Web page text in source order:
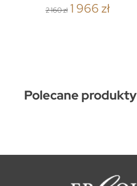
2 160 zł 1 966 zł
Polecane produkty